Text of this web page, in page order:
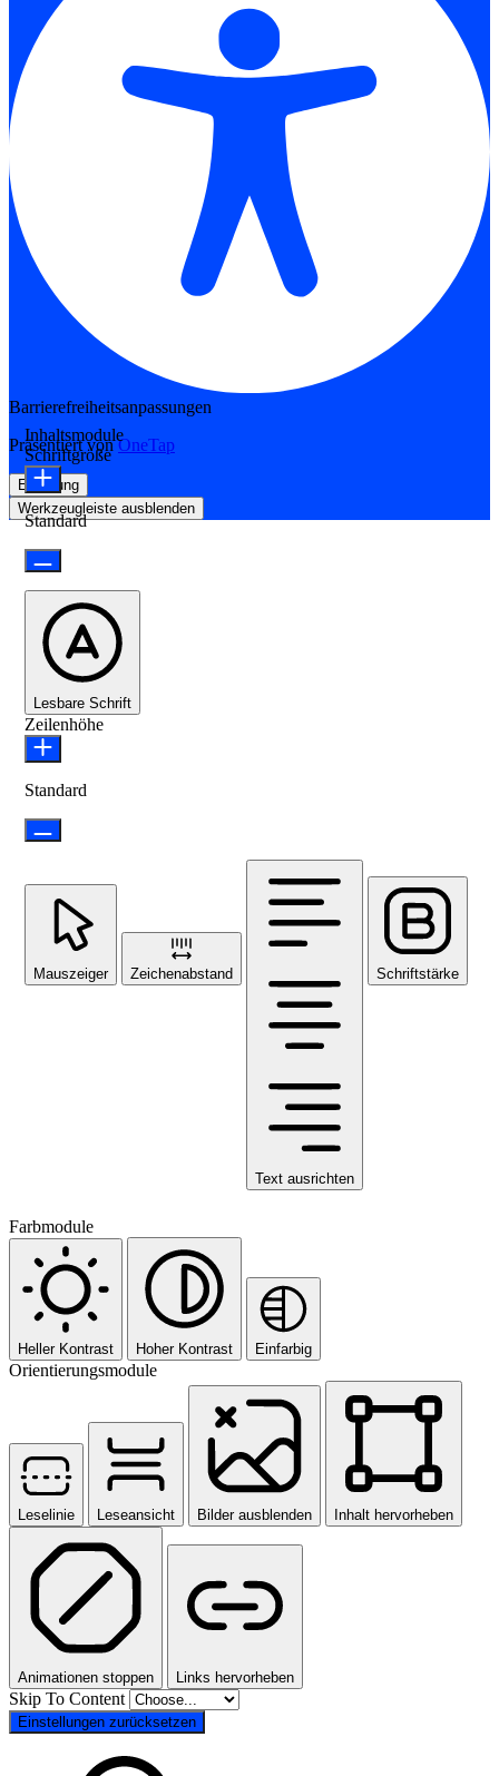
Barrierefreiheitsanpassungen
Präsentiert vonOneTap
Erklärung
Werkzeugleiste ausblenden
Inhaltsmodule
Schriftgröße
Standard
Lesbare Schrift
Zeilenhöhe
Standard
Mauszeiger Zeichenabstand
Text ausrichten
Schriftstärke
Farbmodule
Heller Kontrast Hoher Kontrast Einfarbig
Orientierungsmodule
Leselinie Leseansicht Bilder ausblenden Inhalt hervorheben
Animationen stoppen Links hervorheben
Skip To Content
Einstellungen zurücksetzen